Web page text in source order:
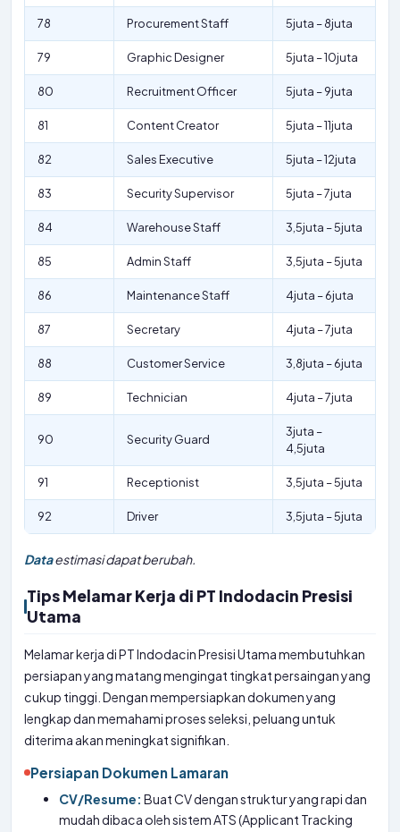
78 Procurement Staff 5juta – 8juta
79 Graphic Designer 5juta – 10juta
80 Recruitment Officer 5juta – 9juta
81 Content Creator 5juta – 11juta
82 Sales Executive 5juta – 12juta
83 Security Supervisor 5juta – 7juta
84 Warehouse Staff 3,5juta – 5juta
85 Admin Staff 3,5juta – 5juta
86 Maintenance Staff 4juta – 6juta
87 Secretary 4juta – 7juta
88 Customer Service 3,8juta – 6juta
89 Technician 4juta – 7juta
90 Security Guard
3juta –
4,5juta
91 Receptionist 3,5juta – 5juta
92 Driver 3,5juta – 5juta
Dataestimasi dapat berubah.
Tips Melamar Kerja di PT Indodacin Presisi
Utama
Melamar kerja di PT Indodacin Presisi Utama membutuhkan
persiapan yang matang mengingat tingkat persaingan yang
cukup tinggi. Dengan mempersiapkan dokumen yang
lengkap dan memahami proses seleksi, peluang untuk
diterima akan meningkat signifikan.
Persiapan Dokumen Lamaran
CV/Resume: Buat CV dengan struktur yang rapi dan
mudah dibaca oleh sistem ATS (Applicant Tracking